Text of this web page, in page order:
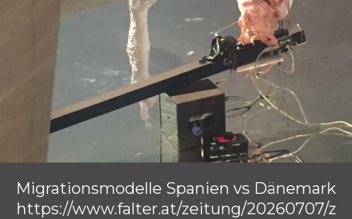
Migrationsmodelle Spanien vs Dänemark
https://www.falter.at/zeitung/20260707/z